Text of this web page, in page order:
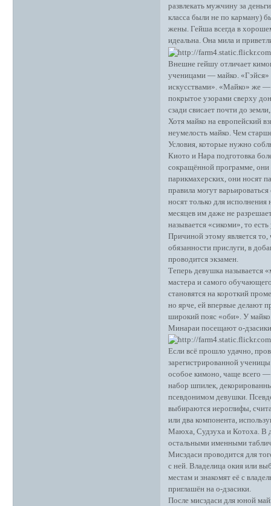
развлекать мужчину за
класса были не по карману)
жены. Гейша всегда в
идеальна. Она мила и
Внешне гейшу отличает
ученицами — майко. «Гэйся»
искусствами». «Майко» же —
покрытое узорами сверху
сзади свисает почти до
Хотя майко на европейский
неумелость майко. Чем
Условия, которые нужно
Киото и Нара подготовка
сокращённой программе, они
парикмахерских, они носят
правила могут
носят только для
месяцев им даже не
называется «сикоми», то
Причиной этому является
обязанности прислуги, в
проводится экзамен.
Теперь девушка называется
мастера и самого
становятся на короткий
но ярче, ей впервые делают
широкий пояс «оби». У
Минараи посещают о-
Если всё прошло удачно,
зарегистрированной
особое кимоно, чаще всего —
набор шпилек,
псевдонимом девушки.
выбираются иероглифы,
или два компонента,
Маюха, Судзуха и Котоха. В
остальными именными
Мисэдаси проводится для
с ней. Владелица окия или
местам и знакомят её с
приглашён на о-дзасики.
После мисэдаси для юной